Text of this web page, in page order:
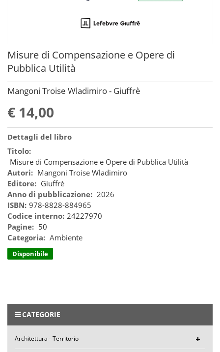
Misure di Compensazione e Opere di
Pubblica Utilità
Mangoni Troise Wladimiro - Giuffrè
€ 14,00
Dettagli del libro
Titolo:
Misure di Compensazione e Opere di Pubblica Utilità
Autori: Mangoni Troise Wladimiro
Editore: Giuffrè
Anno di pubblicazione: 2026
ISBN: 978-8828-884965
Codice interno: 24227970
Pagine: 50
Categoria: Ambiente
Disponibile
CATEGORIE
Architettura - Territorio